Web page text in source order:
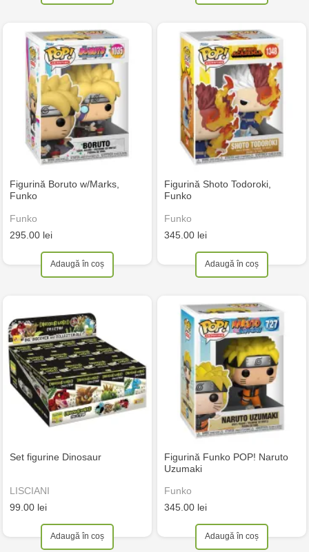
Figurină Boruto w/Marks,
Funko
Funko
295.00 lei
Adaugă în coș
Figurină Shoto Todoroki,
Funko
Funko
345.00 lei
Adaugă în coș
Set figurine Dinosaur
LISCIANI
99.00 lei
Adaugă în coș
Figurină Funko POP! Naruto
Uzumaki
Funko
345.00 lei
Adaugă în coș